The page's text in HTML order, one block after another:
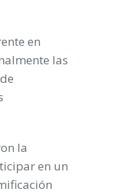
en
las
la
en un